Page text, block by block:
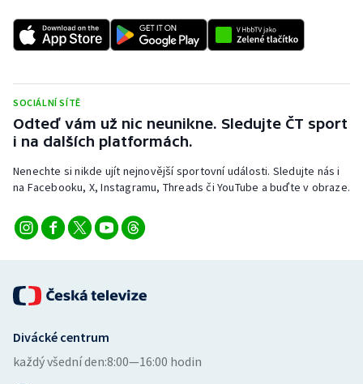
SOCIÁLNÍ SÍTĚ
Odteď vám už nic neunikne. Sledujte ČT sport
i na dalších platformách.
Nenechte si nikde ujít nejnovější sportovní události. Sledujte nás i
na Facebooku, X, Instagramu, Threads či YouTube a buďte v obraze.
Divácké centrum
každý všední den:8:00—16:00 hodin